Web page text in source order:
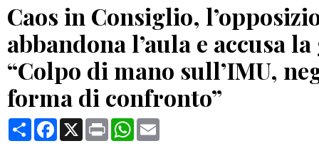
Caos in Consiglio,
abbandona l’aula e accusa
“Colpo di mano sull’IMU,
forma di confronto”
CondividiFacebook
X Print WhatsApp